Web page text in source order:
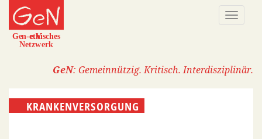
Direkt
zum
Inhalt
GeN: Gemeinnützig. Kritisch. Interdisziplinär.
KRANKENVERSORGUNG